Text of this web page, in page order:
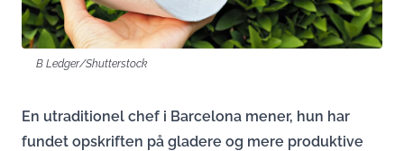
B Ledger/Shutterstock
En utraditionel chef i Barcelona mener, hun har
fundet opskriften på gladere og mere produktive